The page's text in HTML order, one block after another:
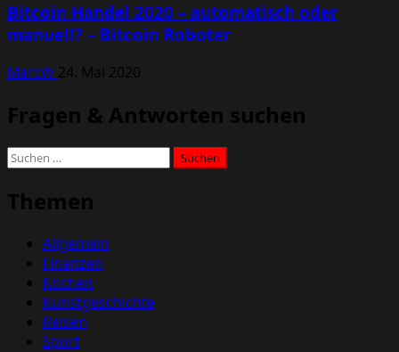
Bitcoin Handel 2020 – automatisch oder
manuell? – Bitcoin Roboter
MarcW 24. Mai 2020
Fragen & Antworten suchen
Suchen
Themen
Allgemein
Finanzen
Kochen
Kunstgeschichte
Reisen
Sport